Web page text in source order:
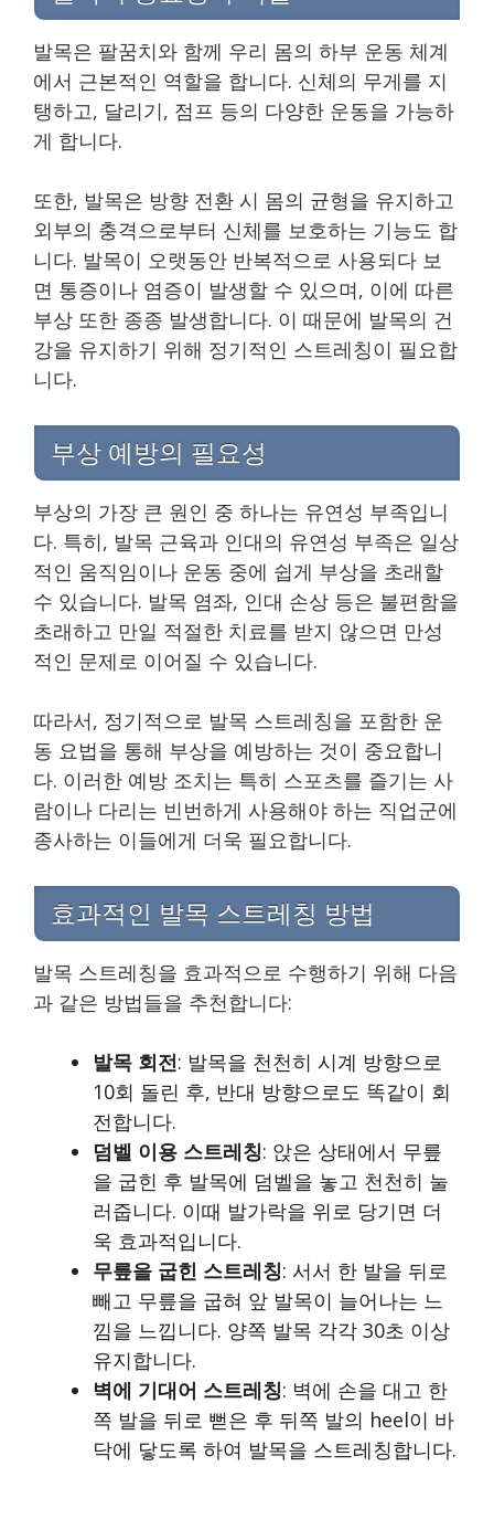
발목은 팔꿈치와 함께 우리 몸의 하부 운동 체계
에서 근본적인 역할을 합니다. 신체의 무게를 지
탱하고, 달리기, 점프 등의 다양한 운동을 가능하
게 합니다.
또한, 발목은 방향 전환 시 몸의 균형을 유지하고
외부의 충격으로부터 신체를 보호하는 기능도 합
니다. 발목이 오랫동안 반복적으로 사용되다 보
면 통증이나 염증이 발생할 수 있으며, 이에 따른
부상 또한 종종 발생합니다. 이 때문에 발목의 건
강을 유지하기 위해 정기적인 스트레칭이 필요합
니다.
부상 예방의 필요성
부상의 가장 큰 원인 중 하나는 유연성 부족입니
다. 특히, 발목 근육과 인대의 유연성 부족은 일상
적인 움직임이나 운동 중에 쉽게 부상을 초래할
수 있습니다. 발목 염좌, 인대 손상 등은 불편함을
초래하고 만일 적절한 치료를 받지 않으면 만성
적인 문제로 이어질 수 있습니다.
따라서, 정기적으로 발목 스트레칭을 포함한 운
동 요법을 통해 부상을 예방하는 것이 중요합니
다. 이러한 예방 조치는 특히 스포츠를 즐기는 사
람이나 다리는 빈번하게 사용해야 하는 직업군에
종사하는 이들에게 더욱 필요합니다.
효과적인 발목 스트레칭 방법
발목 스트레칭을 효과적으로 수행하기 위해 다음
과 같은 방법들을 추천합니다:
발목 회전: 발목을 천천히 시계 방향으로
10회 돌린 후, 반대 방향으로도 똑같이 회
전합니다.
덤벨 이용 스트레칭: 앉은 상태에서 무릎
을 굽힌 후 발목에 덤벨을 놓고 천천히 눌
러줍니다. 이때 발가락을 위로 당기면 더
욱 효과적입니다.
무릎을 굽힌 스트레칭: 서서 한 발을 뒤로
빼고 무릎을 굽혀 앞 발목이 늘어나는 느
낌을 느낍니다. 양쪽 발목 각각 30초 이상
유지합니다.
벽에 기대어 스트레칭: 벽에 손을 대고 한
쪽 발을 뒤로 뻗은 후 뒤쪽 발의 heel이 바
닥에 닿도록 하여 발목을 스트레칭합니다.